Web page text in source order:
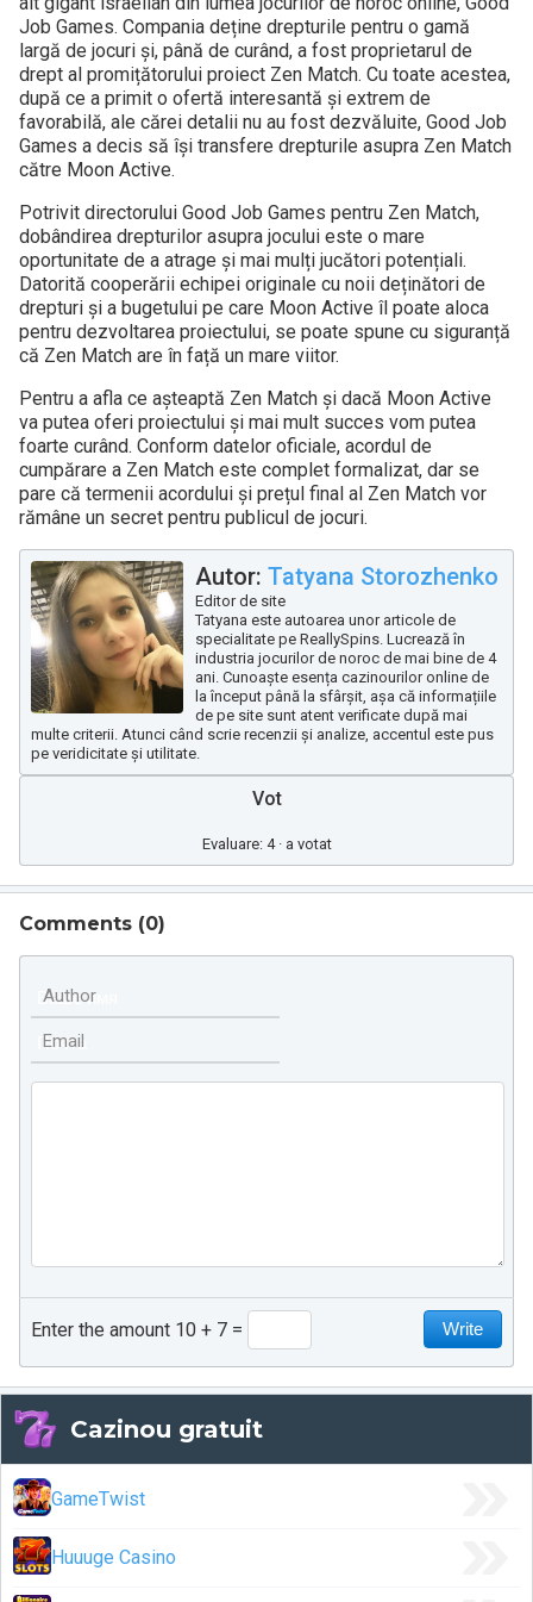
Job Games. Compania deține drepturile pentru o gamă
largă de jocuri și, până de curând, a fost proprietarul de
drept al promițătorului proiect Zen Match. Cu toate acestea,
după ce a primit o ofertă interesantă și extrem de
favorabilă, ale cărei detalii nu au fost dezvăluite, Good Job
Games a decis să își transfere drepturile asupra Zen Match
către Moon Active.
Potrivit directorului Good Job Games pentru Zen Match,
dobândirea drepturilor asupra jocului este o mare
oportunitate de a atrage și mai mulți jucători potențiali.
Datorită cooperării echipei originale cu noii deținători de
drepturi și a bugetului pe care Moon Active îl poate aloca
pentru dezvoltarea proiectului, se poate spune cu siguranță
că Zen Match are în față un mare viitor.
Pentru a afla ce așteaptă Zen Match și dacă Moon Active
va putea oferi proiectului și mai mult succes vom putea
foarte curând. Conform datelor oficiale, acordul de
cumpărare a Zen Match este complet formalizat, dar se
pare că termenii acordului și prețul final al Zen Match vor
rămâne un secret pentru publicul de jocuri.
Autor: Tatyana Storozhenko
Editor de site
Tatyana este autoarea unor articole de
specialitate pe ReallySpins. Lucrează în
industria jocurilor de noroc de mai bine de 4
ani. Cunoaște esența cazinourilor online de
la început până la sfârșit, așa că informațiile
de pe site sunt atent verificate după mai
multe criterii. Atunci când scrie recenzii și analize, accentul este pus
pe veridicitate și utilitate.
Vot
Evaluare: 4 · a votat
Comments (0)
Author
Email
Enter the amount 10 + 7
Cazinou gratuit
GameTwist
Huuuge Casino